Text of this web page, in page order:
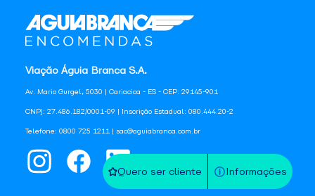
Quero ser cliente Informações
Viação Águia Branca S.A.
Av. Mario Gurgel, 5030 | Cariacica - ES - CEP: 29145-901
CNPJ: 27.486.182/0001-09 | Inscrição Estadual: 080.444.20-2
Telefone: 0800 725 1211 | sac@aguiabranca.com.br